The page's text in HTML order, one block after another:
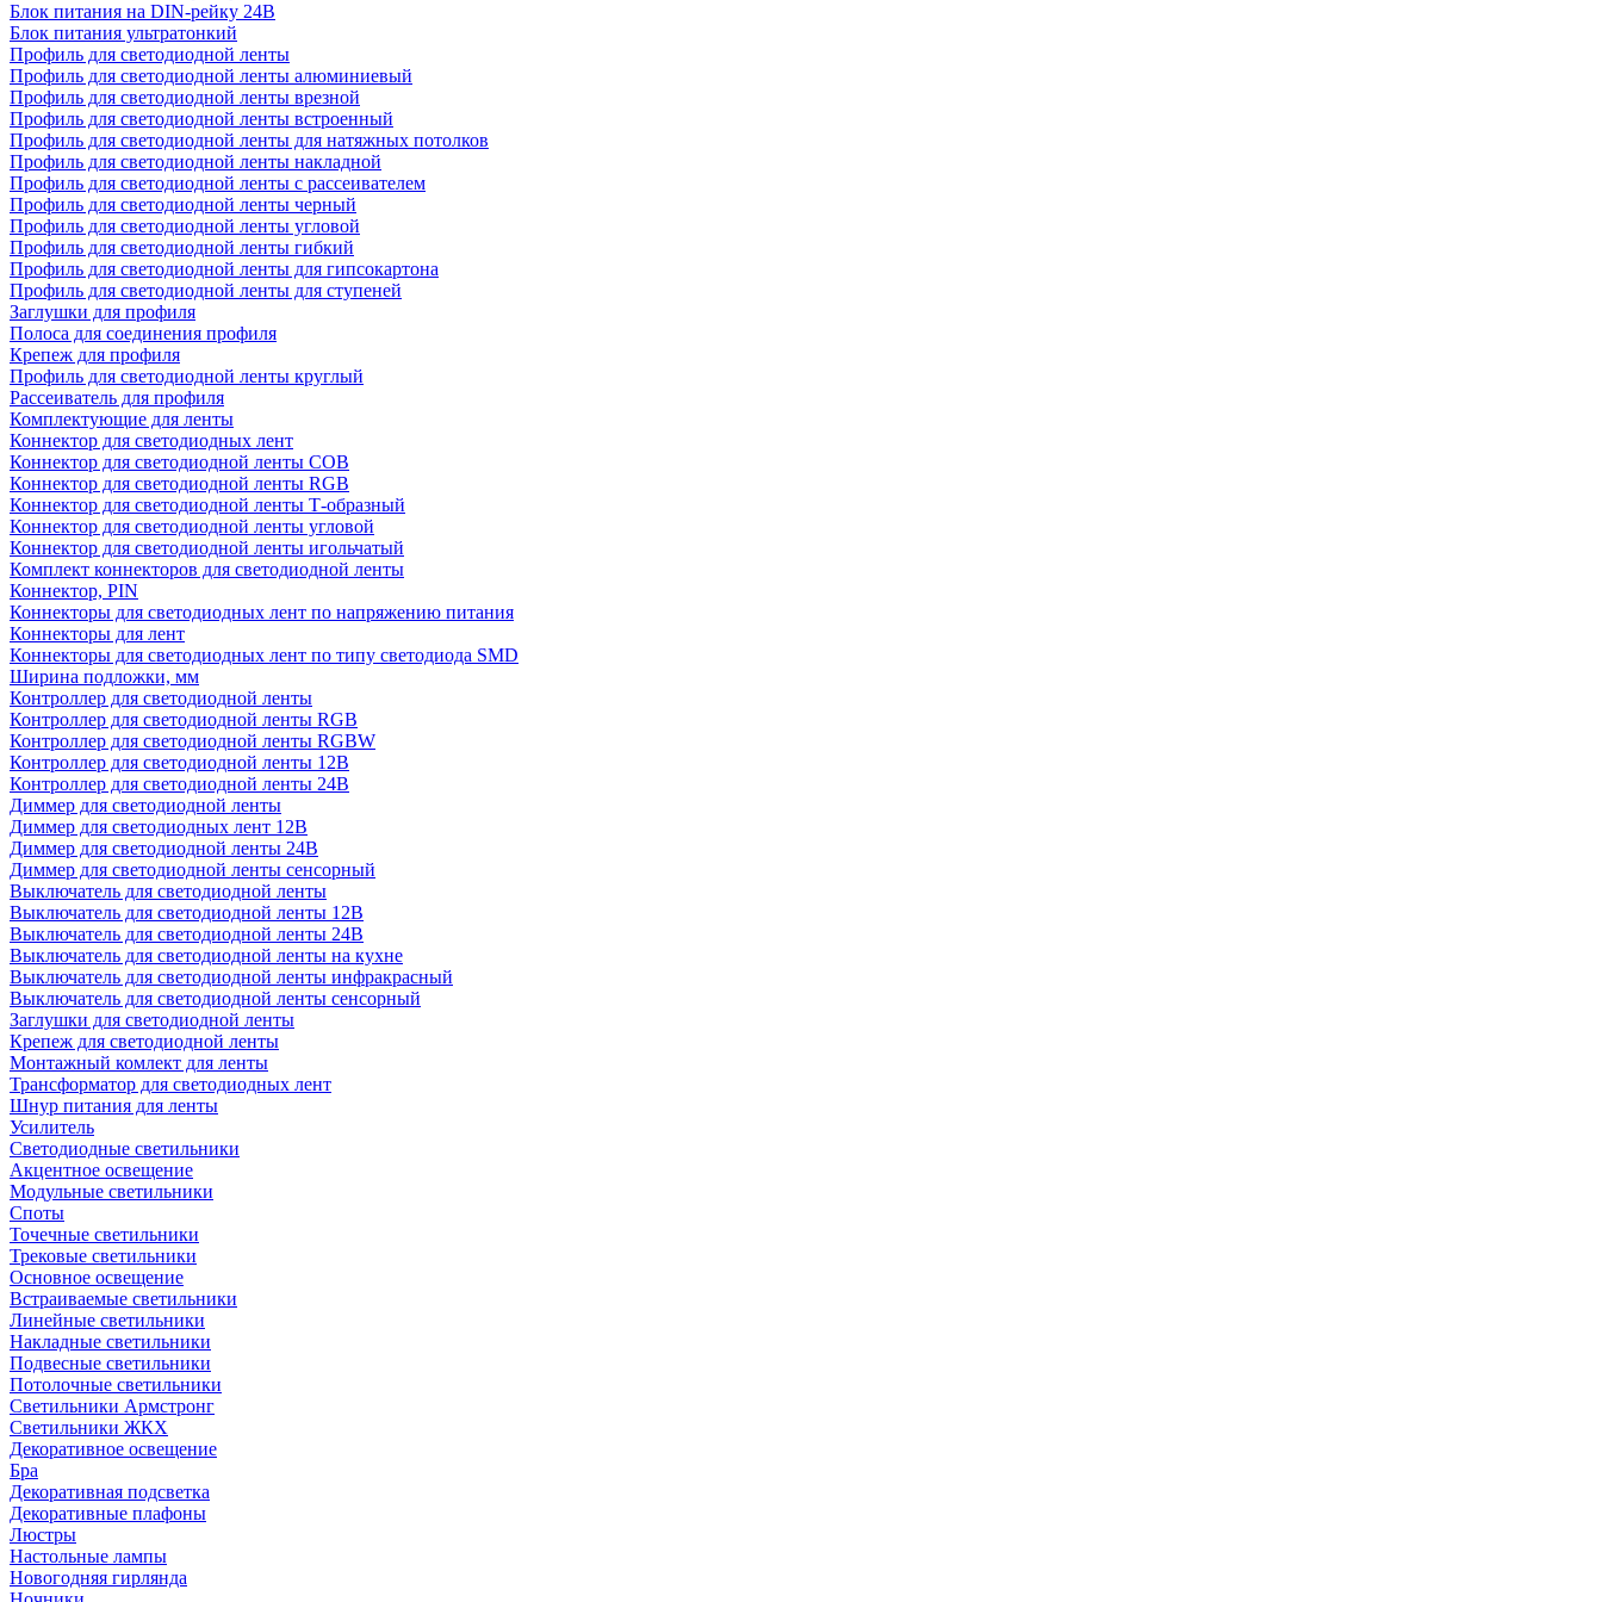
Блок питания на DIN-рейку 24В
Блок питания ультратонкий
Профиль для светодиодной ленты
Профиль для светодиодной ленты алюминиевый
Профиль для светодиодной ленты врезной
Профиль для светодиодной ленты встроенный
Профиль для светодиодной ленты для натяжных потолков
Профиль для светодиодной ленты накладной
Профиль для светодиодной ленты с рассеивателем
Профиль для светодиодной ленты черный
Профиль для светодиодной ленты угловой
Профиль для светодиодной ленты гибкий
Профиль для светодиодной ленты для гипсокартона
Профиль для светодиодной ленты для ступеней
Заглушки для профиля
Полоса для соединения профиля
Крепеж для профиля
Профиль для светодиодной ленты круглый
Рассеиватель для профиля
Комплектующие для ленты
Коннектор для светодиодных лент
Коннектор для светодиодной ленты COB
Коннектор для светодиодной ленты RGB
Коннектор для светодиодной ленты Т-образный
Коннектор для светодиодной ленты угловой
Коннектор для светодиодной ленты игольчатый
Комплект коннекторов для светодиодной ленты
Коннектор, PIN
Коннекторы для светодиодных лент по напряжению питания
Коннекторы для лент
Коннекторы для светодиодных лент по типу светодиода SMD
Ширина подложки, мм
Контроллер для светодиодной ленты
Контроллер для светодиодной ленты RGB
Контроллер для светодиодной ленты RGBW
Контроллер для светодиодной ленты 12В
Контроллер для светодиодной ленты 24В
Диммер для светодиодной ленты
Диммер для светодиодных лент 12В
Диммер для светодиодной ленты 24В
Диммер для светодиодной ленты сенсорный
Выключатель для светодиодной ленты
Выключатель для светодиодной ленты 12В
Выключатель для светодиодной ленты 24В
Выключатель для светодиодной ленты на кухне
Выключатель для светодиодной ленты инфракрасный
Выключатель для светодиодной ленты сенсорный
Заглушки для светодиодной ленты
Крепеж для светодиодной ленты
Монтажный комлект для ленты
Трансформатор для светодиодных лент
Шнур питания для ленты
Усилитель
Светодиодные светильники
Акцентное освещение
Модульные светильники
Споты
Точечные светильники
Трековые светильники
Основное освещение
Встраиваемые светильники
Линейные светильники
Накладные светильники
Подвесные светильники
Потолочные светильники
Светильники Армстронг
Светильники ЖКХ
Декоративное освещение
Бра
Декоративная подсветка
Декоративные плафоны
Люстры
Настольные лампы
Новогодняя гирлянда